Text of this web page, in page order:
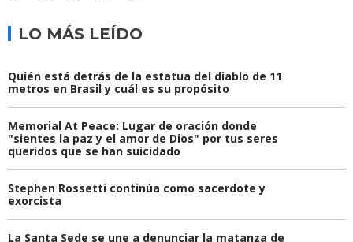
LO MÁS LEÍDO
Quién está detrás de la estatua del diablo de 11
metros en Brasil y cuál es su propósito
Memorial At Peace: Lugar de oración donde
"sientes la paz y el amor de Dios" por tus seres
queridos que se han suicidado
Stephen Rossetti continúa como sacerdote y
exorcista
La Santa Sede se une a denunciar la matanza de